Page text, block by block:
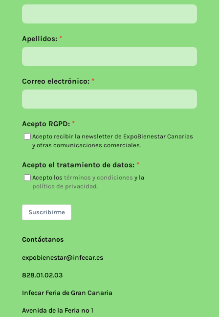
Apellidos:
Correo electrónico:
Acepto RGPD:
Acepto recibir la newsletter de ExpoBienestar Canarias
y otras comunicaciones comerciales.
Acepto el tratamiento de datos:
Acepto los términos y condiciones y la
política de privacidad.
Suscribirme
Contáctanos
expobienestar@infecar.es
828.01.02.03
Infecar Feria de Gran Canaria
Avenida de la Feria nº 1